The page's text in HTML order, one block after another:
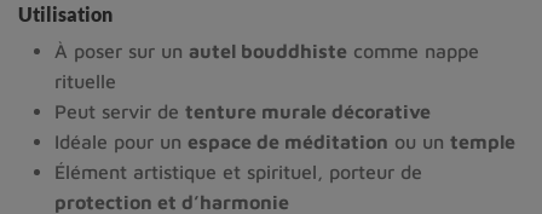
Utilisation
À poser sur un autel bouddhiste comme nappe
rituelle
Peut servir de tenture murale décorative
Idéale pour un espace de méditation ou un temple
Élément artistique et spirituel, porteur de
protection et d’harmonie